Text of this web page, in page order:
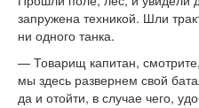
запружена техникой. Шли
ни одного танка.
— Товарищ капитан,
мы здесь развернем свой
да и отойти, в случае чего,